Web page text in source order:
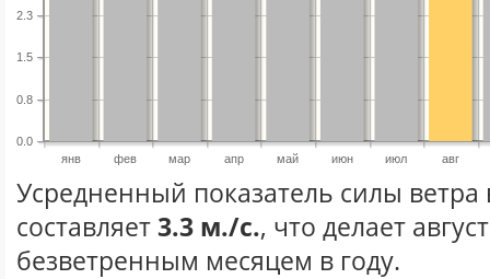
янв фев мар апр май июн июл авг
0.0
0.8
1.5
2.3
Усредненный показатель силы ветра
составляет3.3 м./с., что делает
безветренным месяцем в году.